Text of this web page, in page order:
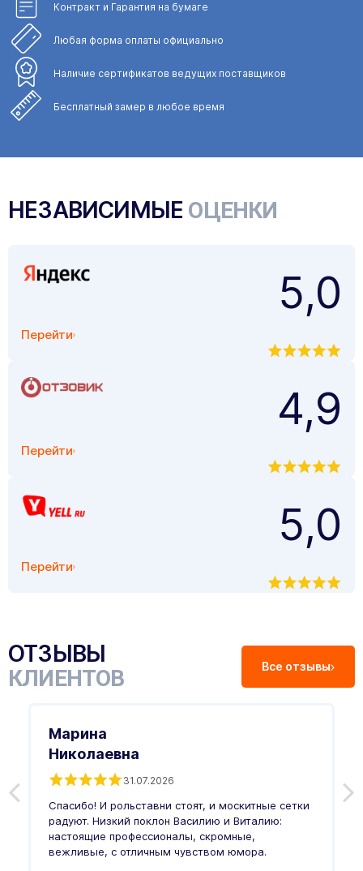
Контракт и Гарантия на бумаге
Любая форма оплаты официально
Наличие сертификатов ведущих поставщиков
Бесплатный замер в любое время
НЕЗАВИСИМЫЕ ОЦЕНКИ
Перейти
5,0
Перейти
4,9
Перейти
5,0
ОТЗЫВЫ
КЛИЕНТОВ Все отзывы
Марина
Николаевна
31.07.2026
Спасибо! И рольставни стоят, и москитные сетки
радуют. Низкий поклон Василию и Виталию:
настоящие профессионалы, скромные,
вежливые, с отличным чувством юмора.